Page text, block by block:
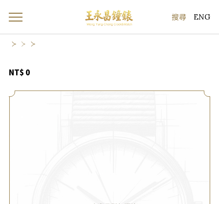
ENG
NT$ 0